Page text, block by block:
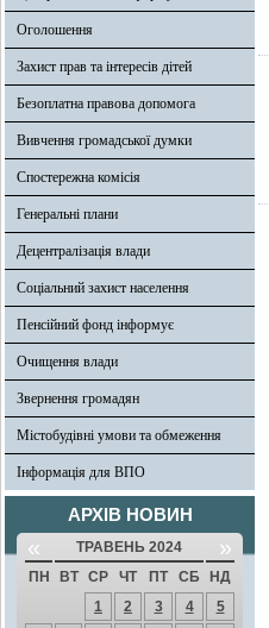
Оголошення
Захист прав та інтересів дітей
Безоплатна правова допомога
Вивчення громадської думки
Спостережна комісія
Генеральні плани
Децентралізація влади
Соціальний захист населення
Пенсійний фонд інформує
Очищення влади
Звернення громадян
Містобудівні умови та обмеження
Інформація для ВПО
АРХІВ НОВИН
« ТРАВЕНЬ 2024 »
ПН ВТ СР ЧТ ПТ СБ
НД
1
2 3 4
5